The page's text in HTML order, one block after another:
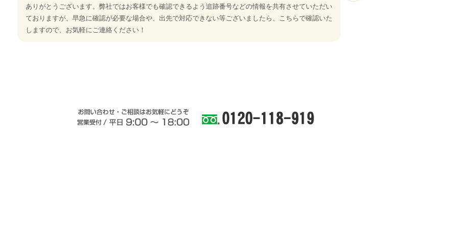
ありがとうございます。弊社ではお客様でも確認できるよう追跡番号などの情報を共有させていただい
ておりますが、早急に確認が必要な場合や、出先で対応できない等ございましたら、こちらで確認いた
しますので、お気軽にご連絡ください！